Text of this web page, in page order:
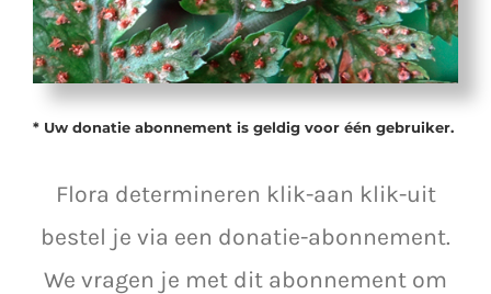
* Uw donatie abonnement is geldig voor één gebruiker.
Flora determineren klik-aan klik-uit
bestel je via een donatie-abonnement.
We vragen je met dit abonnement om